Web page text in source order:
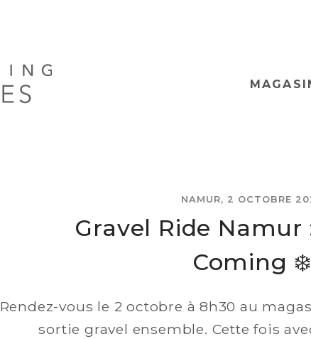
NAMUR, 2 OCTOBRE
Gravel Ride Namur
Coming ❄️
Rendez-vous le 2 octobre à 8h30 au
sortie gravel ensemble. Cette fois